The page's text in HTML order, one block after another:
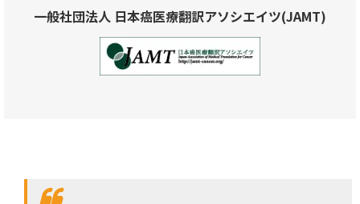
一般社団法人 日本癌医療翻訳アソシエイツ(JAMT)